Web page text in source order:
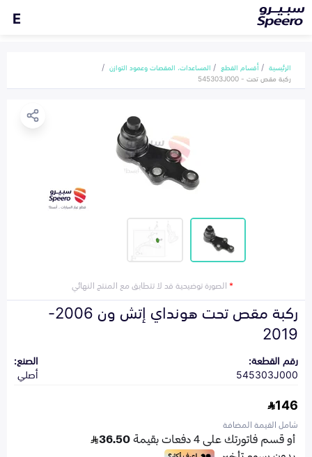
E
الرئيسية أقسام القطع
المساعدات، المقصات وعمود التوازن
ركبة مقص تحت - 545303J000
*الصورة توضيحية قد لا تتطابق مع المنتج النهائي
ركبة مقص تحت هونداي إتش ون 2006-
2019
رقم القطعة:
545303J000
الصنع:
أصلي
146
شامل القيمة المضافة